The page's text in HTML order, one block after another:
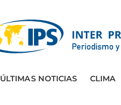
ÚLTIMAS NOTICIAS CLIMA